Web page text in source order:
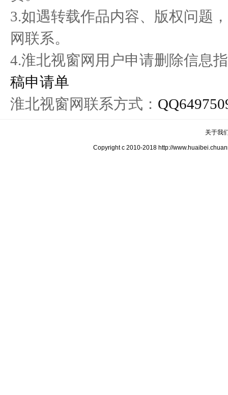
3.如遇转载作品内容、版权问题
网联系。
4.淮北视窗网用户申请删除信息
稿申请单
淮北视窗网联系方式：
关于我
Copyright c 2010-2018 http://